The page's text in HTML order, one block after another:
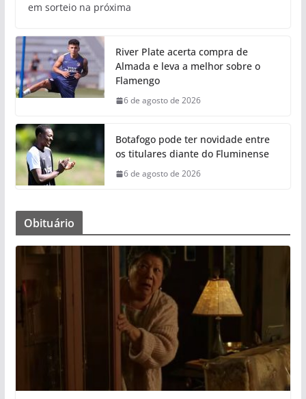
em sorteio na próxima
River Plate acerta compra de
Almada e leva a melhor sobre o
Flamengo
6 de agosto de 2026
Botafogo pode ter novidade entre
os titulares diante do Fluminense
6 de agosto de 2026
Obituário